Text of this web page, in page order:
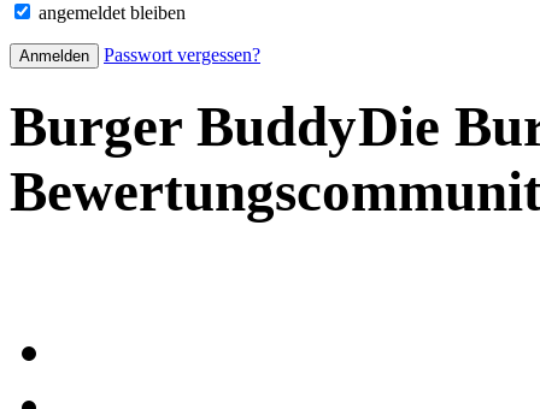
angemeldet bleiben
Passwort vergessen?
Burger BuddyDie